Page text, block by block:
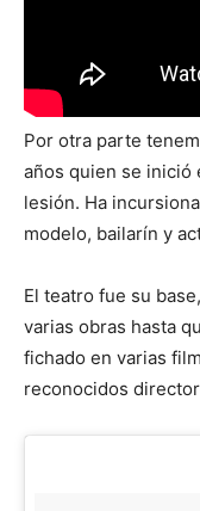
Por otra parte
años quien se inició
lesión. Ha
modelo, bailarín y
El teatro fue su
varias obras hasta
fichado en varias
reconocidos